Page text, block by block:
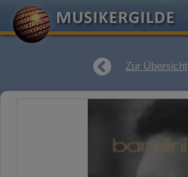
Zur Übersicht